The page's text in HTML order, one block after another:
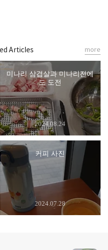
Articles
미나리 삼겹살과 미나리전에
도 도전
2024.08.24
커피 사진
2024.07.28
more